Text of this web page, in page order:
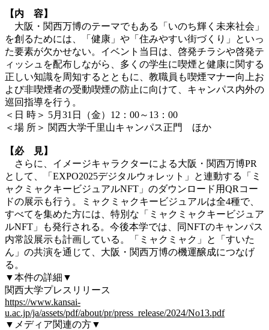
【内 容】
大阪・関西万博のテーマでもある「いのち輝く未来社会」
を創るためには、「健康」や「住みやすい街づくり」といっ
た要素が欠かせない。イベント当日は、啓発チラシや啓発テ
ィッシュを配布しながら、多くの学生に喫煙と健康に関する
正しい知識を周知するとともに、教職員も喫煙マナー向上お
よび非喫煙者の受動喫煙の防止に向けて、キャンパス内外の
巡回指導を行う。
＜日 時＞ 5月31日（金）12：00～13：00
＜場 所＞ 関西大学千里山キャンパス正門 ほか
【必 見】
さらに、イメージキャラクターによる大阪・関西万博PR
として、「EXPO2025デジタルウォレット」と連動する「ミ
ャクミャクキービジュアルNFT」のダウンロード用QRコー
ドの展示も行う。ミャクミャクキービジュアルは全4種で、
すべてを集めた方には、特別な「ミャクミャクキービジュア
ルNFT」も発行される。今後本学では、同NFTのキャンパス
内常設展示も計画している。「ミャクミャク」と「すいた
ん」の共演を通じて、大阪・関西万博の機運醸成につなげ
る。
▼本件の詳細▼
関西大学プレスリリース
https://www.kansai-
u.ac.jp/ja/assets/pdf/about/pr/press_release/2024/No13.pdf
▼メディア関連の方▼